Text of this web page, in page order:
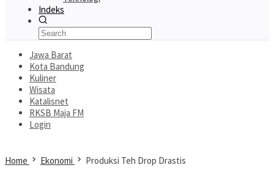
Indeks
Jawa Barat
Kota Bandung
Kuliner
Wisata
Katalisnet
RKSB Maja FM
Login
Home Ekonomi Produksi Teh Drop Drastis